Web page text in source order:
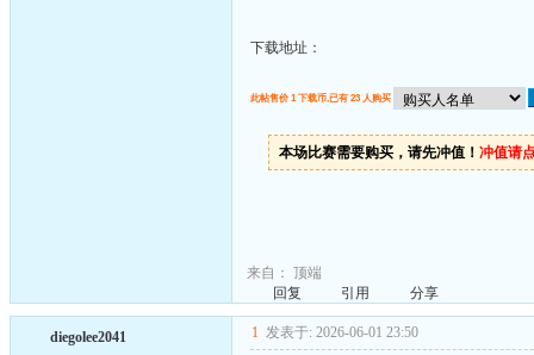
下载地址：
此帖售价 1 下载币,已有 23 人购买
本场比赛需要购买，请先冲值！ 冲值请
来自： 顶端
回复
引用 分享
diegolee2041 1 发表于: 2026-06-01 23:50